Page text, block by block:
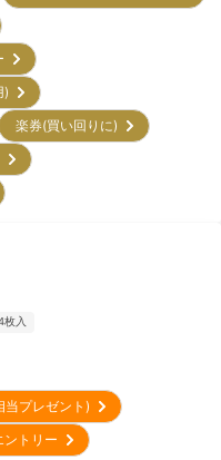
)
楽券(買い回りに)
)
枚入
当プレゼント)
ントリー